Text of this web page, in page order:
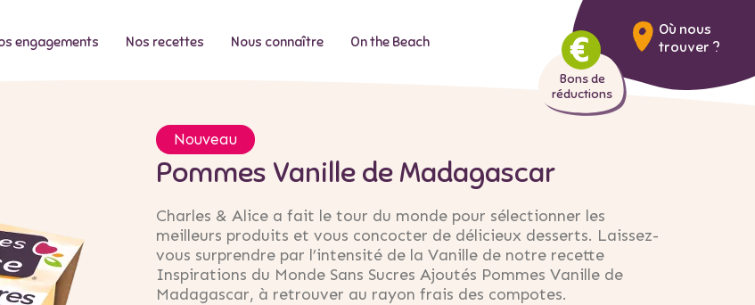
engagements Nos recettes Nous connaître On the Beach
Bons de
réductions
Où nous
trouver ?
Nouveau
Pommes Vanille de Madagascar
Charles & Alice a fait le tour du monde pour sélectionner les
meilleurs produits et vous concocter de délicieux desserts. Laissez-
vous surprendre par l’intensité de la Vanille de notre recette
Inspirations du Monde Sans Sucres Ajoutés Pommes Vanille de
Madagascar, à retrouver au rayon frais des compotes.